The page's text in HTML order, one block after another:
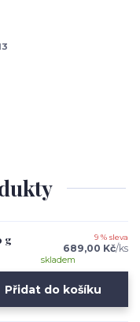
g 9 % sleva
689,00 Kč/ks
skladem
Přidat do košíku